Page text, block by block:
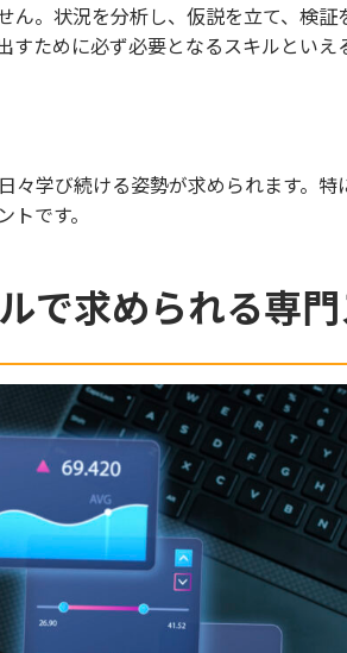
ん。状況を分析し、仮説を立て、検証
ために必ず必要となるスキルといえ
学び続ける姿勢が求められます。特
です。
で求められる専